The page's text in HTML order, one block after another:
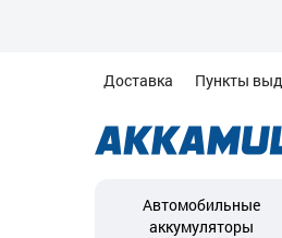
Доставка Пункты
Автомобильные
аккумуляторы